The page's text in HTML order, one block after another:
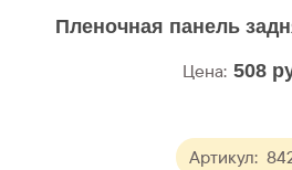
Пленочная панель
Артикул:
Цена: 508